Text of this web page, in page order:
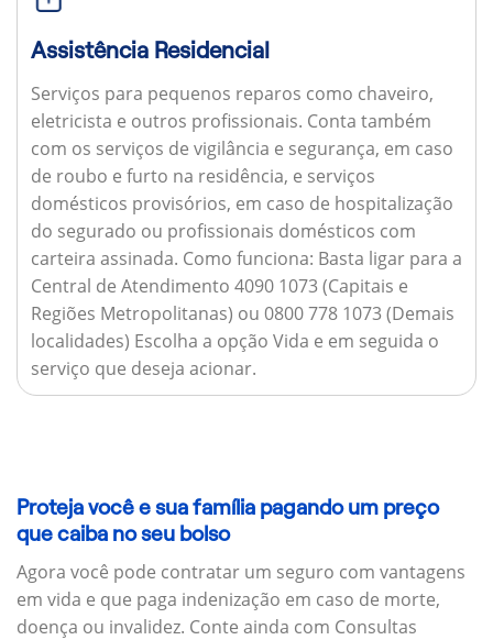
Assistência Residencial
Serviços para pequenos reparos como chaveiro,
eletricista e outros profissionais. Conta também
com os serviços de vigilância e segurança, em caso
de roubo e furto na residência, e serviços
domésticos provisórios, em caso de hospitalização
do segurado ou profissionais domésticos com
carteira assinada. Como funciona: Basta ligar para a
Central de Atendimento 4090 1073 (Capitais e
Regiões Metropolitanas) ou 0800 778 1073 (Demais
localidades) Escolha a opção Vida e em seguida o
serviço que deseja acionar.
Proteja você e sua família pagando um preço
que caiba no seu bolso
Agora você pode contratar um seguro com vantagens
em vida e que paga indenização em caso de morte,
doença ou invalidez. Conte ainda com Consultas